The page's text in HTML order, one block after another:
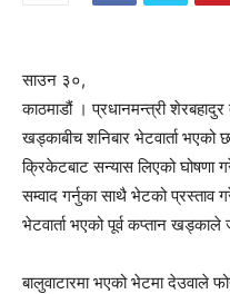
साउन ३०,
काठमाडौं । प्रधानमन्त्री शेरबहादुर
खड्काबीच शनिबार भेटवार्ता
क्रिकेटबाट सन्यास लिएको घोषणा
सम्वाद गर्नुका साथै भेटको
भेटवार्ता भएको पूर्व कप्तान खड्काले
बालुवाटारमा भएको भेटमा देउवाले